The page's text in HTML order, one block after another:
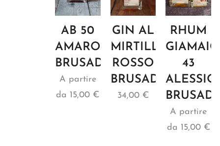
AB 50
AMARO
BRUSADIN
A partire
da 15,00 €
GIN AL
MIRTILLO
ROSSO
BRUSADIN
34,00 €
RHUM
43
ALESSIO
A partire
da 15,00€